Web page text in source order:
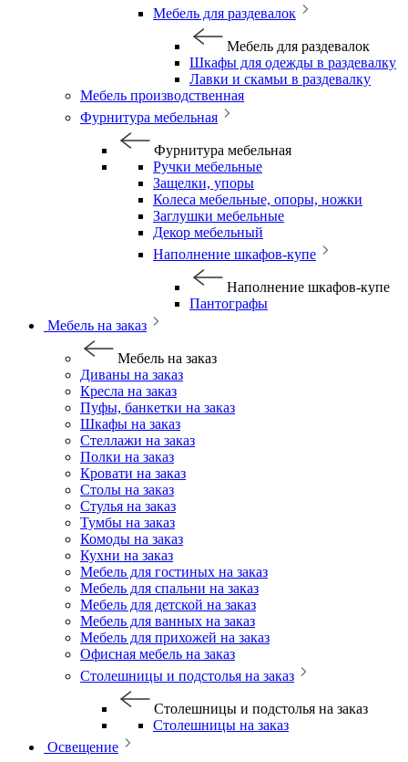
Мебель для раздевалок
Мебель для раздевалок
Шкафы для одежды в раздевалку
Лавки и скамьи в раздевалку
Мебель производственная
Фурнитура мебельная
Фурнитура мебельная
Ручки мебельные
Защелки, упоры
Колеса мебельные, опоры, ножки
Заглушки мебельные
Декор мебельный
Наполнение шкафов-купе
Наполнение шкафов-купе
Пантографы
Мебель на заказ
Мебель на заказ
Диваны на заказ
Кресла на заказ
Пуфы, банкетки на заказ
Шкафы на заказ
Стеллажи на заказ
Полки на заказ
Кровати на заказ
Столы на заказ
Стулья на заказ
Тумбы на заказ
Комоды на заказ
Кухни на заказ
Мебель для гостиных на заказ
Мебель для спальни на заказ
Мебель для детской на заказ
Мебель для ванных на заказ
Мебель для прихожей на заказ
Офисная мебель на заказ
Столешницы и подстолья на заказ
Столешницы и подстолья на заказ
Столешницы на заказ
Освещение